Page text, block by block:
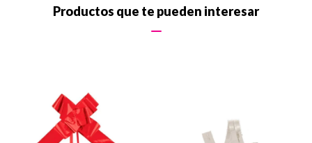
Productos que te pueden interesar